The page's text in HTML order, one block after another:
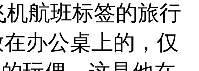
航班标签的旅行
办公桌上的，仅